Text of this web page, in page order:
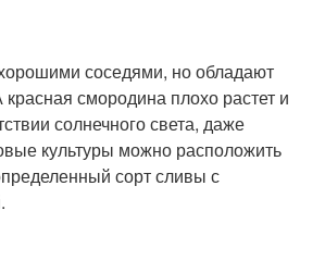
соседями, но обладают
смородина плохо растет и
солнечного света, даже
культуры можно расположить
сорт сливы с